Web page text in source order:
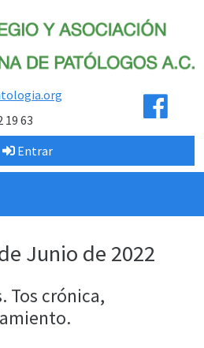
19 63
Entrar
Junio de 2022
Tos crónica,